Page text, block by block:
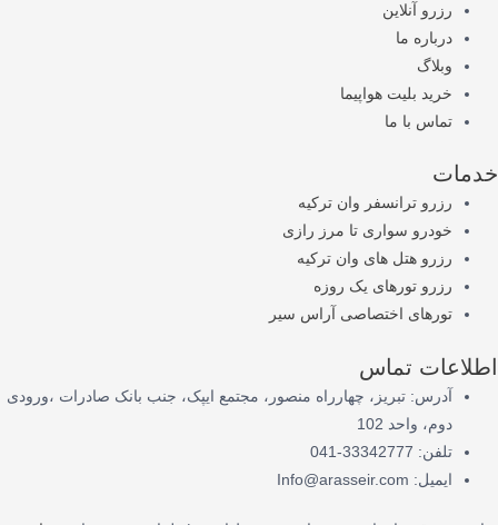
رزرو آنلاین
درباره ما
وبلاگ
خرید بلیت هواپیما
تماس با ما
خدمات
رزرو ترانسفر وان ترکیه
خودرو سواری تا مرز رازی
رزرو هتل های وان ترکیه
رزرو تورهای یک روزه
تورهای اختصاصی آراس سیر
اطلاعات تماس
آدرس: تبریز، چهارراه منصور، مجتمع ایپک، جنب بانک صادرات ،ورودی
دوم، واحد 102
تلفن: 33342777-041
ایمیل: Info@arasseir.com